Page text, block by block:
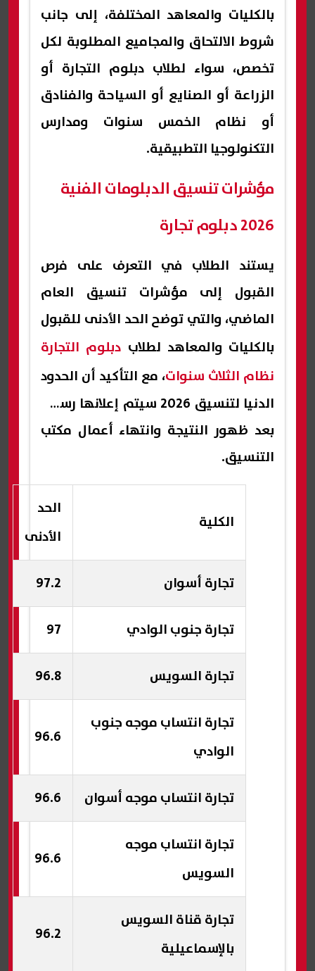
بالكليات والمعاهد المختلفة، إلى جانب
شروط الالتحاق والمجاميع المطلوبة لكل
تخصص، سواء لطلاب دبلوم التجارة أو
الزراعة أو الصنايع أو السياحة والفنادق
أو نظام الخمس سنوات ومدارس
التكنولوجيا التطبيقية.
مؤشرات تنسيق الدبلومات الفنية
2026 دبلوم تجارة
يستند الطلاب في التعرف على فرص
القبول إلى مؤشرات تنسيق العام
الماضي، والتي توضح الحد الأدنى للقبول
بالكليات والمعاهد لطلاب دبلوم التجارة
نظام الثلاث سنوات، مع التأكيد أن الحدود
الدنيا لتنسيق 2026 سيتم إعلانها رسميًا
بعد ظهور النتيجة وانتهاء أعمال مكتب
التنسيق.
الكلية
الحد
الأدنى
تجارة أسوان 97.2
تجارة جنوب الوادي 97
تجارة السويس 96.8
تجارة انتساب موجه جنوب
الوادي
96.6
تجارة انتساب موجه أسوان 96.6
تجارة انتساب موجه
السويس
96.6
تجارة قناة السويس
بالإسماعيلية
96.2